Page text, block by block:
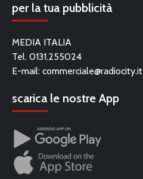
per la tua pubblicità
MEDIA ITALIA
Tel. 0131.255024
E-mail: commerciale@radiocity.it
scarica le nostre App